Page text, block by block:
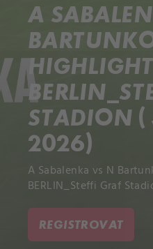
A
STADION (
2026)
A Sabalenka vs N
BERLIN_Steffi Graf
REGISTROVAT